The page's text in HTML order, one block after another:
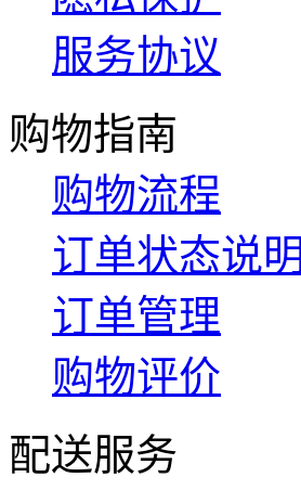
服务协议
购物指南
购物流程
订单状态说明
订单管理
购物评价
配送服务